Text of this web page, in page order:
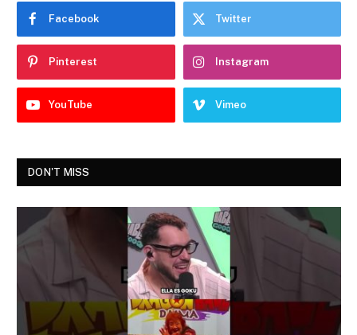
Facebook Twitter
Pinterest Instagram
YouTube Vimeo
DON'T MISS